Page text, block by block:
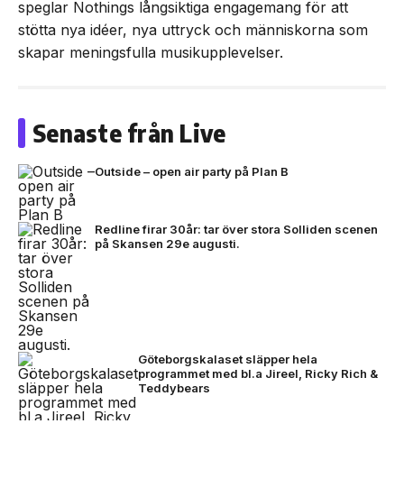
speglar Nothings långsiktiga engagemang för att
stötta nya idéer, nya uttryck och människorna som
skapar meningsfulla musikupplevelser.
Senaste från Live
Outside – open air party på Plan B
Redline firar 30år: tar över stora Solliden scenen
på Skansen 29e augusti.
Göteborgskalaset släpper hela
programmet med bl.a Jireel, Ricky Rich &
Teddybears